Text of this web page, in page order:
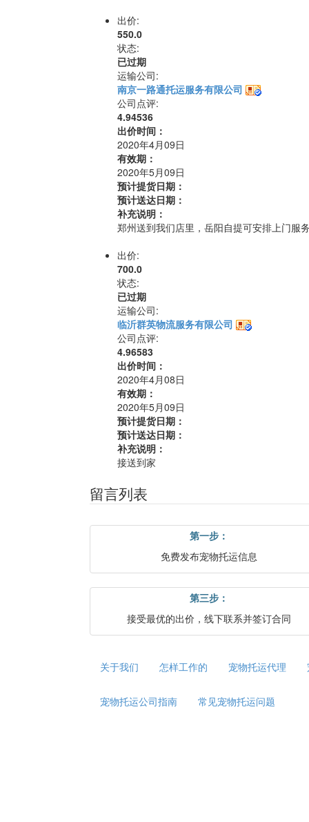
出价:
550.0
状态:
已过期
运输公司:
南京一路通托运服务有限公司
公司点评:
4.94536
出价时间：
2020年4月09日
有效期：
2020年5月09日
预计提货日期：
预计送达日期：
补充说明：
郑州送到我们店里，岳阳自提可安排上门服
出价:
700.0
状态:
已过期
运输公司:
临沂群英物流服务有限公司
公司点评:
4.96583
出价时间：
2020年4月08日
有效期：
2020年5月09日
预计提货日期：
预计送达日期：
补充说明：
接送到家
留言列表
第一步：
免费发布宠物托运信息
第三步：
接受最优的出价，线下联系并签订合同
关于我们 怎样工作的 宠物托运代理
宠物托运公司指南 常见宠物托运问题